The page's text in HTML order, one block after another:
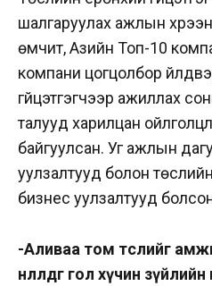
шалгаруулах ажлын
өмчит, Азийн Топ-10
компани цогцолбор
гүйцэтгэгчээр ажиллах
талууд харилцан
байгуулсан. Уг ажлын
уулзалтууд болон
бизнес уулзалтууд
-Аливаа том төслийг
нөлөөлдөг гол хүчин